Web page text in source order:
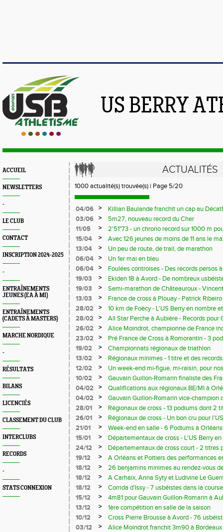
US BERRY
ACCUEIL
NEWSLETTERS
-
LE CLUB
CONTACT
INSCRIPTION 2024-2025
-
ENTRAÎNEMENTS
JEUNES (EA À MI)
ENTRAÎNEMENTS
(CADETS À MASTERS)
MARCHE NORDIQUE
-
RÉSULTATS
BILANS
LICENCIÉS
CLASSEMENT DU CLUB
INTERCLUBS
RECORDS
-
STATS CONNEXION
ACTUALITÉS
1000 actualité(s) trouvée(s) | Page 5/20
04/06 >
Killian Baulande franchit un cap au
03/06
>
5m27, nouveau record du Cher
11/05
>
2'51"73 - un chrono record sur 1000 m
15/04
>
Avec 126 jeunes de moins de 11 ans le
l'après-midi, le meeting Pierre Milliard a
13/04 >
Un peu de route, de trail, de marathon
06/04
>
Un 1er mai en bleu
06/04
>
Foulées controises - Des records persos
19/03
>
Ekiden 18 à Avord - De nombreux
plusieurs équipes
19/03 >
Semi-marathon de Châteauroux -
Deleume s'imposent
13/03 >
France de cross à Plouay - Patrick
de cross "à l'ancienne"
28/02 >
10 km de Foëcy - L'US Berry en nombre
28/02
>
All Star Perche à Aubière - Records pour
et Killian Baulande
26/02 >
Alice Moindrot, championne de France
23/02
>
Pré France de Cross à Romorantin - 3
France
19/02 >
Championnats régionaux de triathlon
13/02
>
Régionaux minimes - 1 titre et des
12/02
>
Un week-end mi-figue, mi-raisin, pour
juniors, Alice Moindrot et Jénipher
10/02 >
Gauvain Guillon-Romarin finaliste des
un saut à 5m00
04/02 >
Qualifications aux régionaux BE/MI à
04/02
>
Gauvain Guillon-Romarin vice-champion
Alice Moindrot championne inter-
28/01 >
Régionaux de cross - 13 podiums dont 2
gratin régional du cross
26/01 >
Régionaux de cross - Un bon cru pour
21/01
>
Week-end en salle - 6 Podiums à
de belles perf à Aubière et Vouneuil
15/01 >
Départementaux de cross - L'US Berry
participants, 19 titres et le challenge du
jeunes
24/12 >
Départementaux de cross court - 2 titres
19/12
>
A Orléans et Poitiers des performances
pour les régionaux
18/12 >
26 benjamins minimes au rendez-vous
participation record qui augure bien de
berruyère
18/12 >
A Carhaix, Anna Syty et Ludivine Le
Centre Val-de-Loire en espoirs, lors du
18/12 >
Corrida d'Issy - 7 usbéistes dans la
qui améliore le record de Ligue du 10 km
15/12 >
4m81 pour Gauvain Guillon-Romarin à
13/12
>
1ère compétition en salle de la saison
10/12
>
Cross Pierre Brousse à Avord - 76
!!
03/12 >
Alice Moindrot franchit 3m90 à Bordeaux